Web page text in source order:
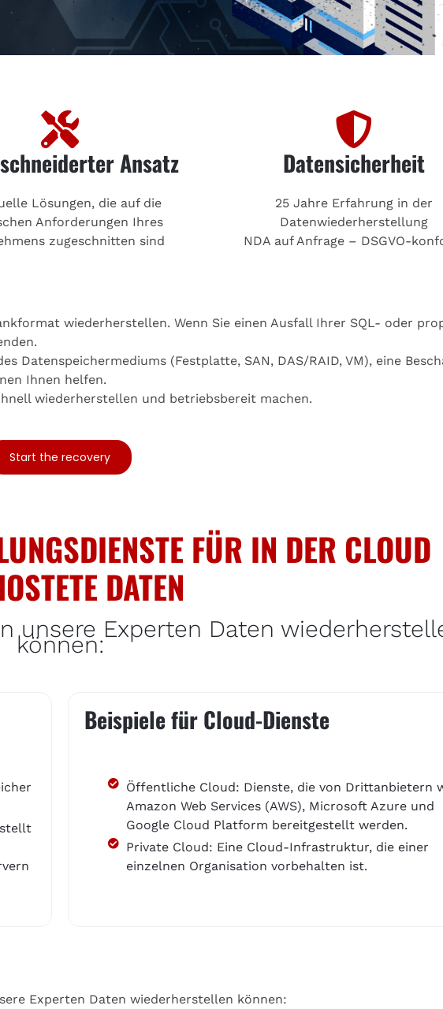
Ansatz
Lösungen, die auf die
Anforderungen Ihres
zugeschnitten sind
Datensicherheit
25 Jahre Erfahrung in der
Datenwiederherstellung
NDA auf Anfrage – DSGVO-
wiederherstellen. Wenn Sie einen Ausfall Ihrer SQL- oder
Datenspeichermediums (Festplatte, SAN, DAS/RAID, VM), eine
Ihnen helfen.
wiederherstellen und betriebsbereit machen.
Start the recovery
FÜR IN DER CLOUD
DATEN
unsere Experten Daten
können:
Beispiele für Cloud-Dienste
Öffentliche Cloud: Dienste, die von Drittanbietern
Amazon Web Services (AWS), Microsoft Azure und
Google Cloud Platform bereitgestellt werden.
Private Cloud: Eine Cloud-Infrastruktur, die einer
einzelnen Organisation vorbehalten ist.
Experten Daten wiederherstellen können: